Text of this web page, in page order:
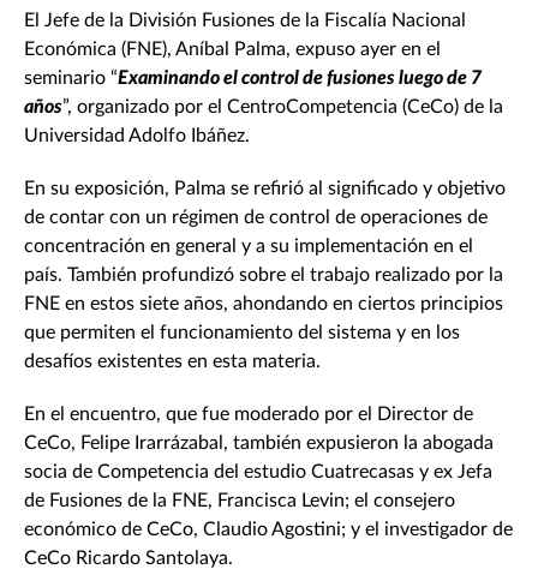
El Jefe de la División Fusiones de la Fiscalía Nacional
Económica (FNE), Aníbal Palma, expuso ayer en el
seminario “Examinando el control de fusiones luego de 7
años”, organizado por el CentroCompetencia (CeCo) de la
Universidad Adolfo Ibáñez.
En su exposición, Palma se refirió al significado y objetivo
de contar con un régimen de control de operaciones de
concentración en general y a su implementación en el
país. También profundizó sobre el trabajo realizado por la
FNE en estos siete años, ahondando en ciertos principios
que permiten el funcionamiento del sistema y en los
desafíos existentes en esta materia.
En el encuentro, que fue moderado por el Director de
CeCo, Felipe Irarrázabal, también expusieron la abogada
socia de Competencia del estudio Cuatrecasas y ex Jefa
de Fusiones de la FNE, Francisca Levin; el consejero
económico de CeCo, Claudio Agostini; y el investigador de
CeCo Ricardo Santolaya.